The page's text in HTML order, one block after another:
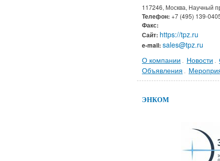
117246, Москва, Научный
Телефон: +7 (495) 139-
Факс:
Сайт: https://tpz.ru
e-mail: sales@tpz.ru
О компании . Новости .
Объявления .
ЭНКОМ